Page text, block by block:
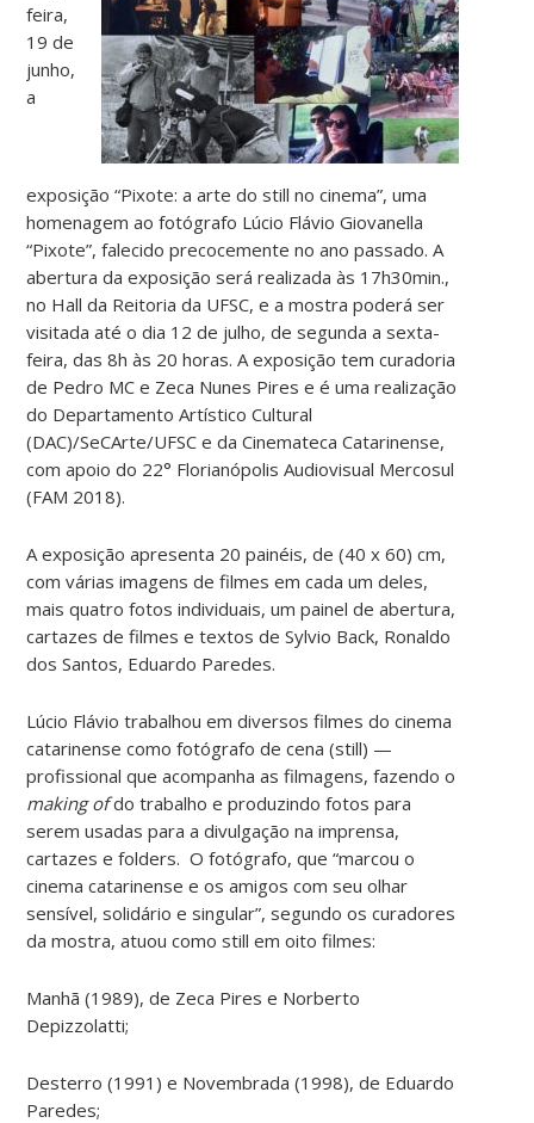
feira,
19 de
junho,
a
exposição “Pixote: a arte do still no cinema”, uma
homenagem ao fotógrafo Lúcio Flávio Giovanella
“Pixote”, falecido precocemente no ano passado. A
abertura da exposição será realizada às 17h30min.,
no Hall da Reitoria da UFSC, e a mostra poderá ser
visitada até o dia 12 de julho, de segunda a sexta-
feira, das 8h às 20 horas. A exposição tem curadoria
de Pedro MC e Zeca Nunes Pires e é uma realização
do Departamento Artístico Cultural
(DAC)/SeCArte/UFSC e da Cinemateca Catarinense,
com apoio do 22° Florianópolis Audiovisual Mercosul
(FAM 2018).
A exposição apresenta 20 painéis, de (40 x 60) cm,
com várias imagens de filmes em cada um deles,
mais quatro fotos individuais, um painel de abertura,
cartazes de filmes e textos de Sylvio Back, Ronaldo
dos Santos, Eduardo Paredes.
Lúcio Flávio trabalhou em diversos filmes do cinema
catarinense como fotógrafo de cena (still) —
profissional que acompanha as filmagens, fazendo o
making ofdo trabalho e produzindo fotos para
serem usadas para a divulgação na imprensa,
cartazes e folders. O fotógrafo, que “marcou o
cinema catarinense e os amigos com seu olhar
sensível, solidário e singular”, segundo os curadores
da mostra, atuou como still em oito filmes:
Manhã (1989), de Zeca Pires e Norberto
Depizzolatti;
Desterro (1991) e Novembrada (1998), de Eduardo
Paredes;